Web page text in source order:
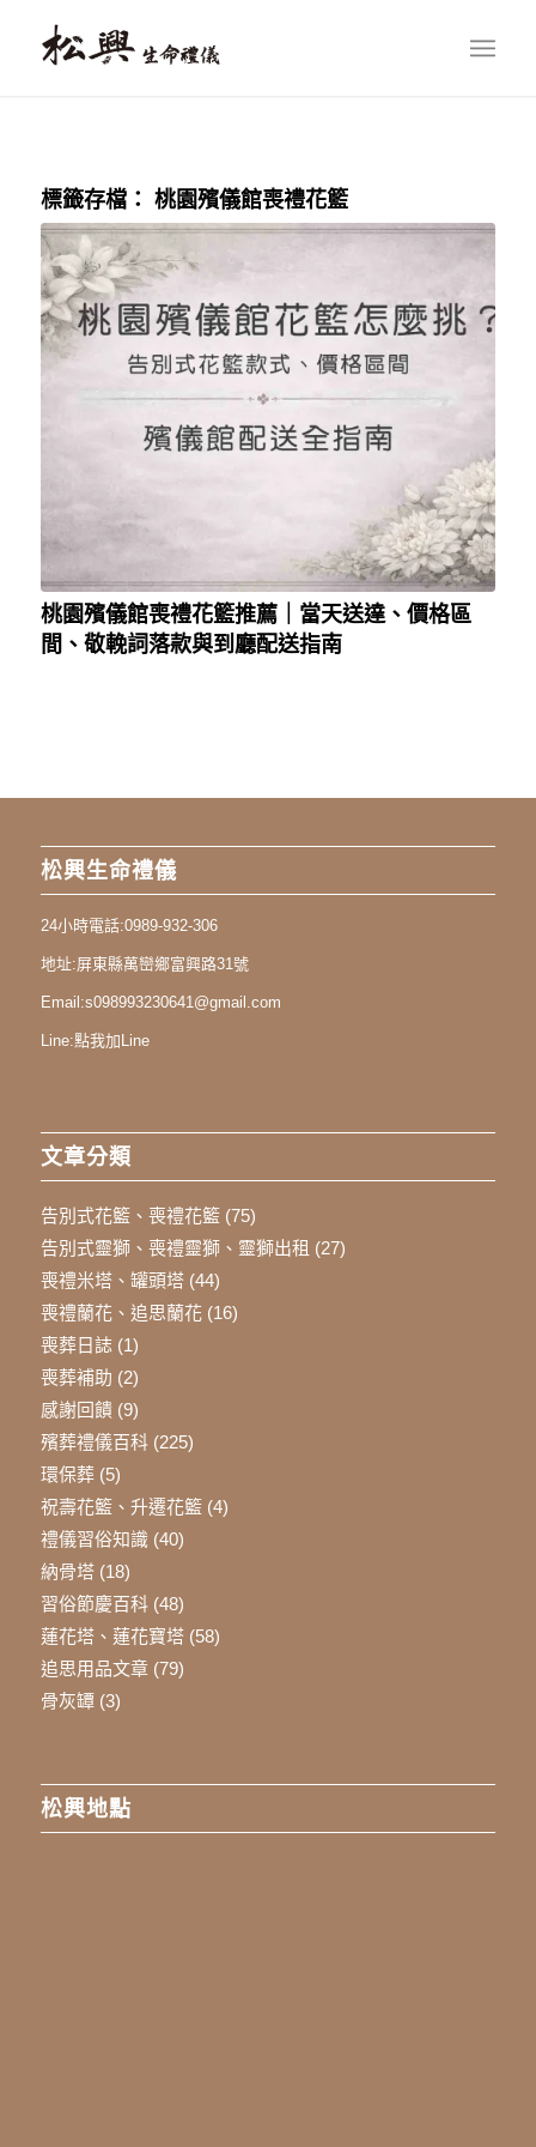
標籤存檔： 桃園殯儀館喪禮花籃
桃園殯儀館喪禮花籃推薦｜當天送達、價格區
間、敬輓詞落款與到廳配送指南
松興生命禮儀
24小時電話:0989-932-306
地址:屏東縣萬巒鄉富興路31號
Email:s098993230641@gmail.com
Line:點我加Line
文章分類
告別式花籃、喪禮花籃(75)
告別式靈獅、喪禮靈獅、靈獅出租 (27)
喪禮米塔、罐頭塔(44)
喪禮蘭花、追思蘭花(16)
喪葬日誌(1)
喪葬補助 (2)
感謝回饋(9)
殯葬禮儀百科(225)
環保葬(5)
祝壽花籃、升遷花籃(4)
禮儀習俗知識(40)
納骨塔(18)
習俗節慶百科(48)
蓮花塔、蓮花寶塔(58)
追思用品文章(79)
骨灰罈(3)
松興地點